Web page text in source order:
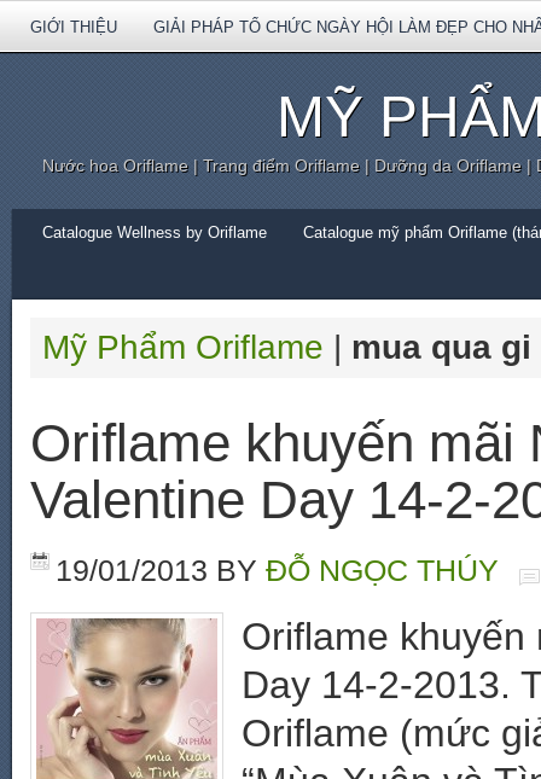
GIỚI THIỆU GIẢI PHÁP TỔ CHỨC NGÀY HỘI LÀM ĐẸP CHO
MỸ
Nước hoa Oriflame | Trang điểm Oriflame | Dưỡng da Oriflame
Catalogue Wellness by Oriflame Catalogue mỹ phẩm Oriflame
Mỹ Phẩm Oriflame | mua qua gi
Oriflame khuyến mãi
Valentine Day 14-2-
19/01/2013 BY ĐỖ NGỌC THÚY
Oriflame khuyến
Day 14-2-2013.
Oriflame (mức